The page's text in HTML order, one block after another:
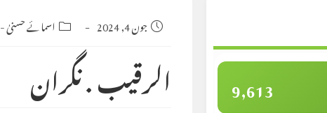
Post
published:
جون 4, 2024 Post
category:
اسمائے حسنیٰ-
الرقیب . نگران 9,613